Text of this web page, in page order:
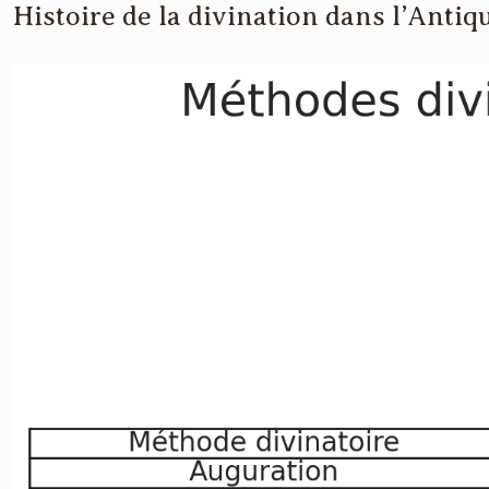
Histoire de la divination dans